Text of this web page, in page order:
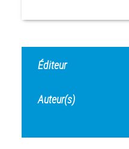
Éditeur
Auteur(s)